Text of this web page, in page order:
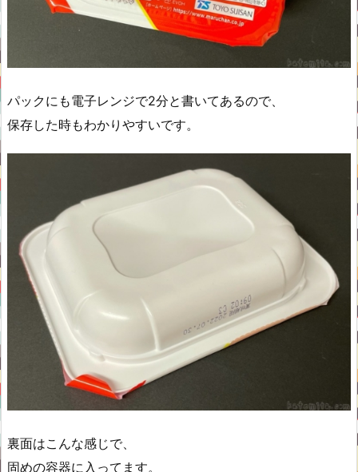
パックにも電子レンジで2分と書いてあるので、
保存した時もわかりやすいです。
裏面はこんな感じで、
固めの容器に入ってます。